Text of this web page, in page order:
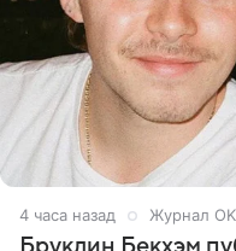
4 часа назад Журнал